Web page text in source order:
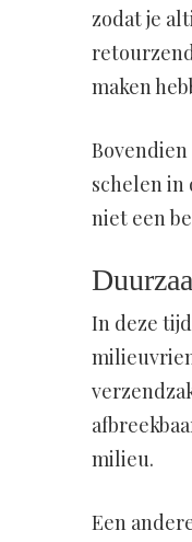
zodat je
maken
schelen in
niet een
In deze
milieu.
Een